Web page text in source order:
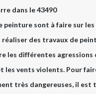
dans le 43490
peinture sont à faire sur
des travaux de
les différentes agressions
les vents violents. Pour
très dangereuses, il